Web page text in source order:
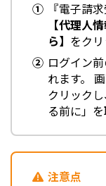
『電子請
【代理人
ら】 をクリ
ログイン
れます。
クリック
る前に」を
注意点